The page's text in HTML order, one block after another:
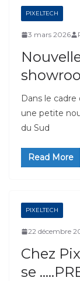
PIXELTECH
3 mars 2026
Dans le
une petite
du Sud
Read More
PIXELTECH
22 décembre
Chez
se